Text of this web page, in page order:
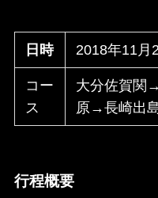
日時 2018年11月
コー
ス
大分佐賀
原→長崎出
行程概要